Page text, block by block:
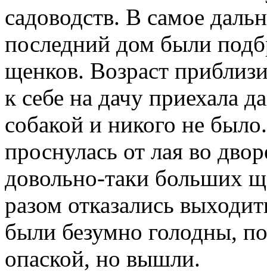
садоводств. В самое
последний дом были
щенков. Возраст
к себе на дачу приехала
собакой и никого не
проснулась от лая во
довольно-таки больших
разом отказались
были безумно голодны,
опаской, но вышли.